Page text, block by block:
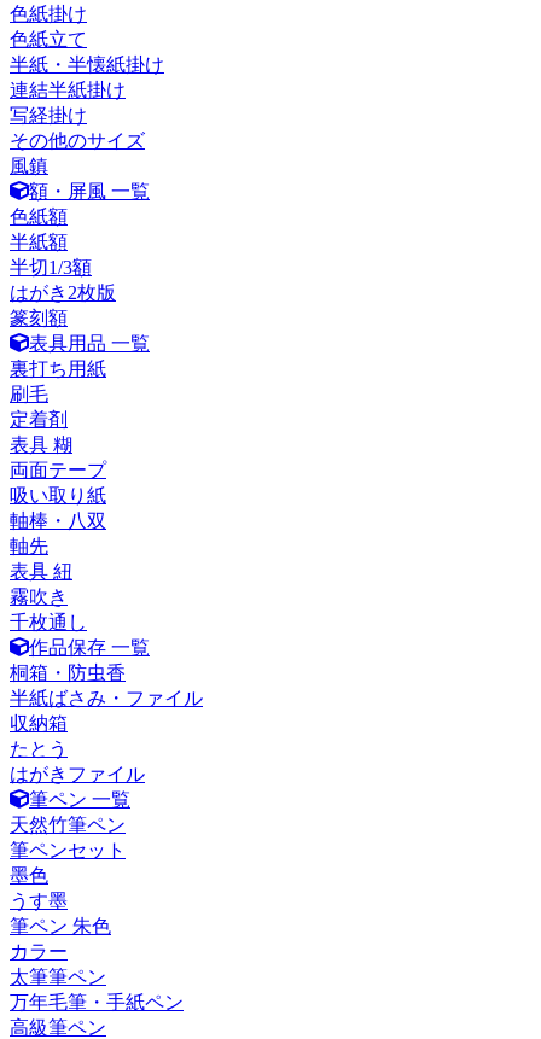
色紙掛け
色紙立て
半紙・半懐紙掛け
連結半紙掛け
写経掛け
その他のサイズ
風鎮
額・屏風 一覧
色紙額
半紙額
半切1/3額
はがき2枚版
篆刻額
表具用品 一覧
裏打ち用紙
刷毛
定着剤
表具 糊
両面テープ
吸い取り紙
軸棒・八双
軸先
表具 紐
霧吹き
千枚通し
作品保存 一覧
桐箱・防虫香
半紙ばさみ・ファイル
収納箱
たとう
はがきファイル
筆ペン 一覧
天然竹筆ペン
筆ペンセット
墨色
うす墨
筆ペン 朱色
カラー
太筆筆ペン
万年毛筆・手紙ペン
高級筆ペン